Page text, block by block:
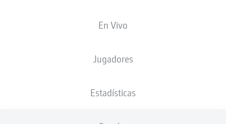
En Vivo
Jugadores
Estadísticas